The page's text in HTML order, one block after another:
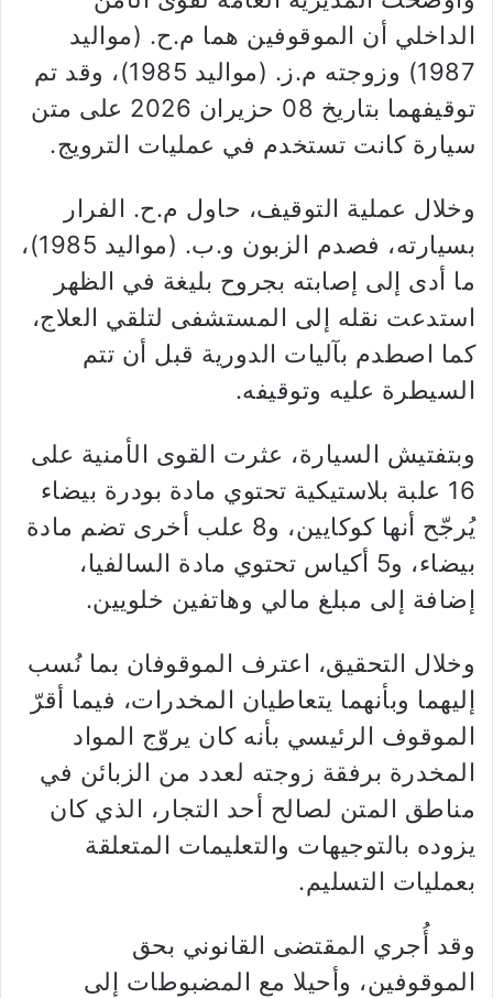
الداخلي أن الموقوفين هما م.ح. (مواليد
1987) وزوجته م.ز. (مواليد 1985)، وقد تم
توقيفهما بتاريخ 08 حزيران 2026 على متن
سيارة كانت تستخدم في عمليات الترويج.
وخلال عملية التوقيف، حاول م.ح. الفرار
بسيارته، فصدم الزبون و.ب. (مواليد 1985)،
ما أدى إلى إصابته بجروح بليغة في الظهر
استدعت نقله إلى المستشفى لتلقي العلاج،
كما اصطدم بآليات الدورية قبل أن تتم
السيطرة عليه وتوقيفه.
وبتفتيش السيارة، عثرت القوى الأمنية على
16 علبة بلاستيكية تحتوي مادة بودرة بيضاء
يُرجّح أنها كوكايين، و8 علب أخرى تضم مادة
بيضاء، و5 أكياس تحتوي مادة السالفيا،
إضافة إلى مبلغ مالي وهاتفين خلويين.
وخلال التحقيق، اعترف الموقوفان بما نُسب
إليهما وبأنهما يتعاطيان المخدرات، فيما أقرّ
الموقوف الرئيسي بأنه كان يروّج المواد
المخدرة برفقة زوجته لعدد من الزبائن في
مناطق المتن لصالح أحد التجار، الذي كان
يزوده بالتوجيهات والتعليمات المتعلقة
بعمليات التسليم.
وقد أُجري المقتضى القانوني بحق
الموقوفين، وأحيلا مع المضبوطات إلى